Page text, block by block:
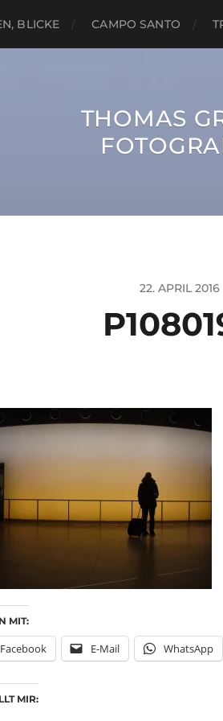
BLICKE CAMPO SANTO
THOMAS
22. APRIL 2016
MIT:
Facebook E-Mail WhatsApp
MIR: